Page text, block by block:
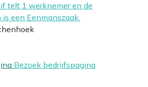
telt 1 werknemer en de
een Eenmanszaak.
Bezoek bedrijfspagina